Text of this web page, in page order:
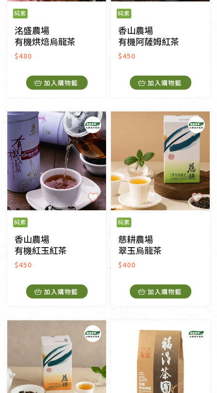
純素
洺盛農場
有機烘焙烏龍茶
$480
加入購物籃
純素
香山農場
有機阿薩姆紅茶
$450
加入購物籃
純素
香山農場
有機紅玉紅茶
$450
加入購物籃
純素
慈耕農場
翠玉烏龍茶
$400
加入購物籃